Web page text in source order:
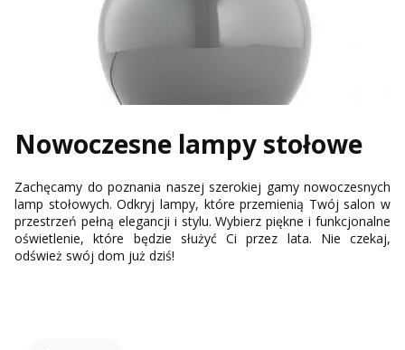
Nowoczesne lampy stołowe
Zachęcamy do poznania naszej szerokiej gamy nowoczesnych
lamp stołowych. Odkryj lampy, które przemienią Twój salon w
przestrzeń pełną elegancji i stylu. Wybierz piękne i funkcjonalne
oświetlenie, które będzie służyć Ci przez lata. Nie czekaj,
odśwież swój dom już dziś!